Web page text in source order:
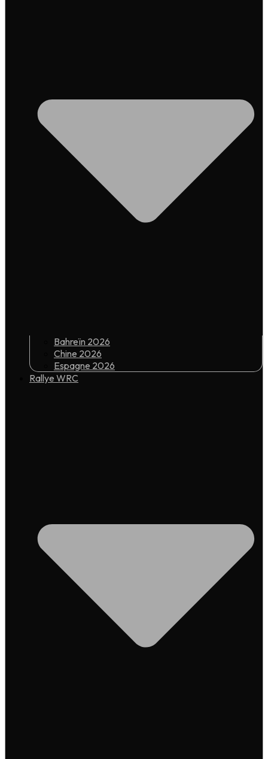
Bahreïn 2026
Chine 2026
Espagne 2026
Rallye WRC